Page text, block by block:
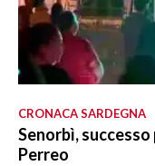
CRONACA SARDEGNA
Senorbì,
Perreo